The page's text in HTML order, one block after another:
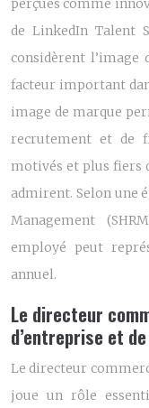
perçues comme
de LinkedIn Talent
considèrent l’image
facteur important
image de marque
recrutement et de
motivés et plus fiers
admirent. Selon une
Management
employé peut
annuel.
Le directeur
d’entreprise et
Le directeur
joue un rôle